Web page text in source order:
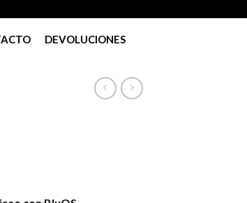
DEVOLUCIONES